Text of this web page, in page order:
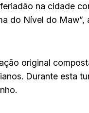
na cidade
do Nível do
original
Durante esta